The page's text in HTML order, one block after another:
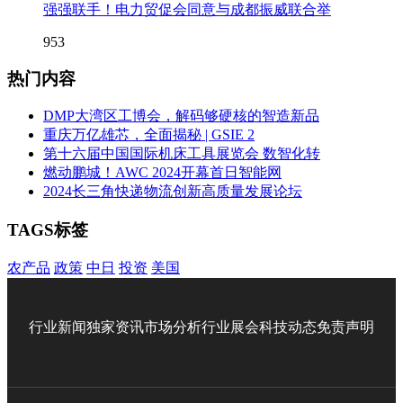
强强联手！电力贸促会同意与成都振威联合举
953
热门内容
DMP大湾区工博会，解码够硬核的智造新品
重庆万亿雄芯，全面揭秘 | GSIE 2
第十六届中国国际机床工具展览会 数智化转
燃动鹏城！AWC 2024开幕首日智能网
2024长三角快递物流创新高质量发展论坛
TAGS标签
农产品 政策 中日 投资 美国
行业新闻独家资讯市场分析行业展会科技动态免责声明